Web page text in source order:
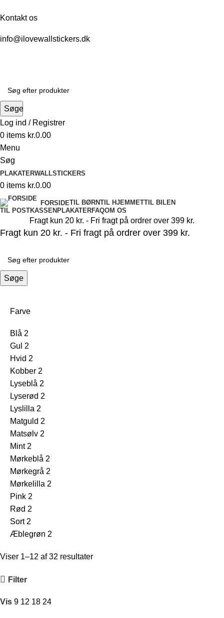
Kontakt os
info@ilovewallstickers.dk
Søge
Log ind / Registrer
0 items kr.0.00
Menu
Søg
PLAKATERWALLSTICKERS
0 items kr.0.00
FORSIDETIL BØRNTIL HJEMMETTIL BILEN
TIL POSTKASSEN PLAKATERFAQOM OS
Fragt kun 20 kr. - Fri fragt på ordrer over 399 kr.
Fragt kun 20 kr. - Fri fragt på ordrer over 399 kr.
Søge
Farve
Blå 2
Gul 2
Hvid 2
Kobber 2
Lyseblå 2
Lyserød 2
Lyslilla 2
Matguld 2
Matsølv 2
Mint 2
Mørkeblå 2
Mørkegrå 2
Mørkelilla 2
Pink 2
Rød 2
Sort 2
Æblegrøn 2
Viser 1–12 af 32 resultater
Filter
Vis 9 12 18 24